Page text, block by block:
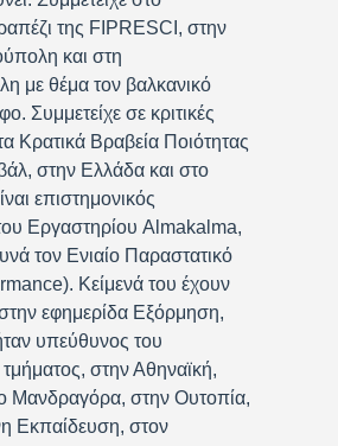
της FIPRESCI, στην
και στη
με θέμα τον βαλκανικό
Συμμετείχε σε κριτικές
Κρατικά Βραβεία Ποιότητας
στην Ελλάδα και στο
επιστημονικός
Εργαστηρίου Almakalma,
τον Ενιαίο Παραστατικό
Κείμενά του έχουν
εφημερίδα Εξόρμηση,
υπεύθυνος του
τμήματος, στην Αθηναϊκή,
Μανδραγόρα, στην Ουτοπία,
Εκπαίδευση, στον